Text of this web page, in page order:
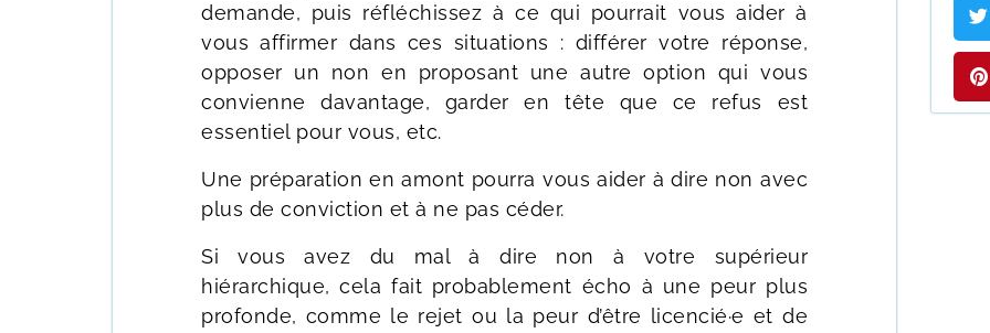
demande, puis réfléchissez à ce qui pourrait vous aider à
vous affirmer dans ces situations : différer votre réponse,
opposer un non en proposant une autre option qui vous
convienne davantage, garder en tête que ce refus est
essentiel pour vous, etc.
Une préparation en amont pourra vous aider à dire non avec
plus de conviction et à ne pas céder.
Si vous avez du mal à dire non à votre supérieur
hiérarchique, cela fait probablement écho à une peur plus
profonde, comme le rejet ou la peur d’être licencié·e et de